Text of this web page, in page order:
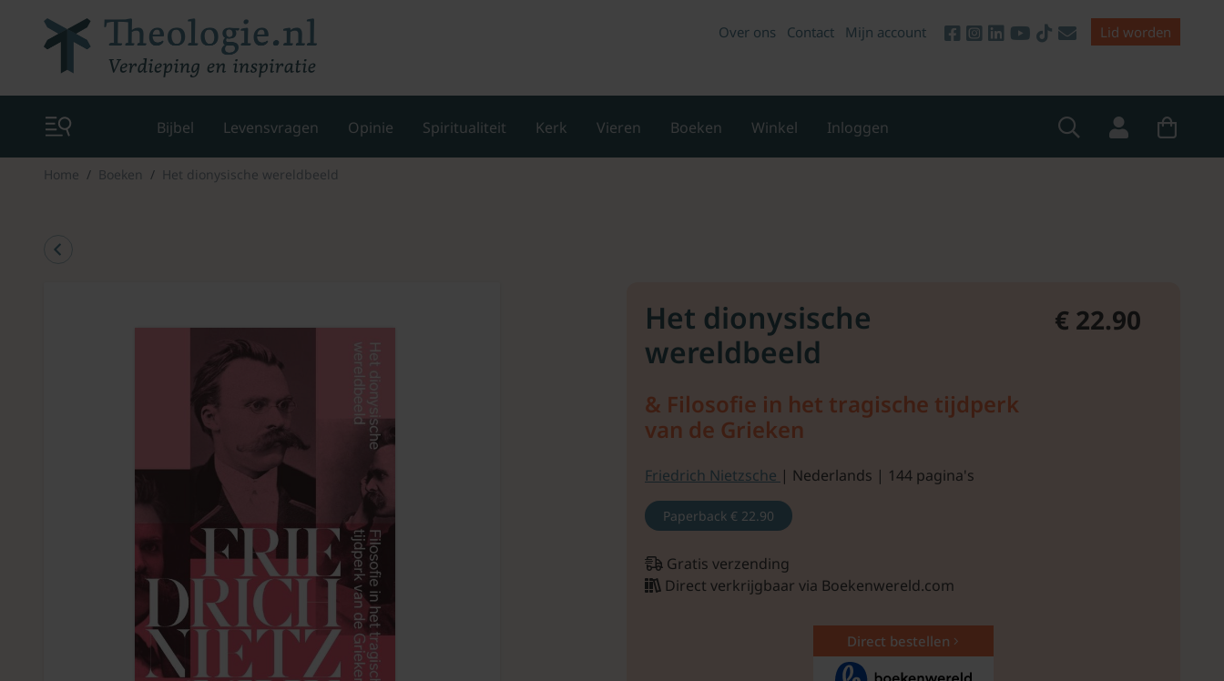
Over ons Contact Mijn account Lid worden
Bijbel Levensvragen Opinie Spiritualiteit Kerk Vieren Boeken Winkel Inloggen
Home Boeken Het dionysische wereldbeeld
Het dionysische
wereldbeeld
& Filosofie in het tragische tijdperk
van de Grieken
€ 22.90
Friedrich Nietzsche | Nederlands | 144 pagina's
Paperback € 22.90
Gratis verzending
Direct verkrijgbaar via Boekenwereld.com
Direct bestellen